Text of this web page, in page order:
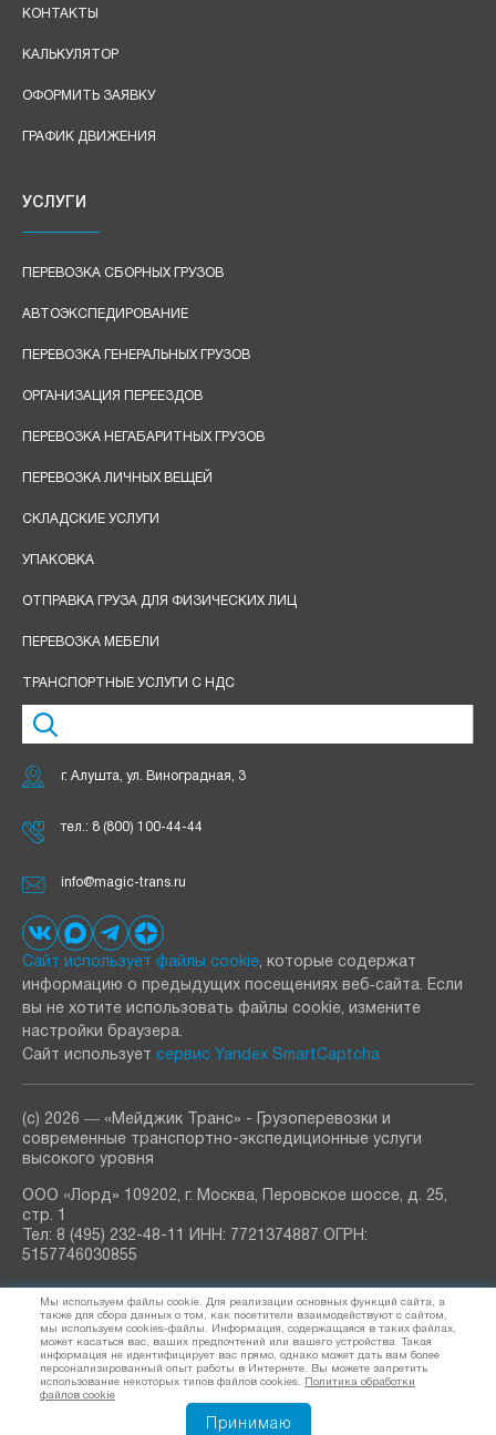
КОНТАКТЫ
КАЛЬКУЛЯТОР
ОФОРМИТЬ ЗАЯВКУ
ГРАФИК ДВИЖЕНИЯ
УСЛУГИ
ПЕРЕВОЗКА СБОРНЫХ ГРУЗОВ
АВТОЭКСПЕДИРОВАНИЕ
ПЕРЕВОЗКА ГЕНЕРАЛЬНЫХ ГРУЗОВ
ОРГАНИЗАЦИЯ ПЕРЕЕЗДОВ
ПЕРЕВОЗКА НЕГАБАРИТНЫХ ГРУЗОВ
ПЕРЕВОЗКА ЛИЧНЫХ ВЕЩЕЙ
СКЛАДСКИЕ УСЛУГИ
УПАКОВКА
ОТПРАВКА ГРУЗА ДЛЯ ФИЗИЧЕСКИХ ЛИЦ
ПЕРЕВОЗКА МЕБЕЛИ
ТРАНСПОРТНЫЕ УСЛУГИ С НДС
г. Алушта, ул. Виноградная, 3
тел.: 8 (800) 100-44-44
info@magic-trans.ru
Сайт использует файлы cookie, которые содержат
информацию о предыдущих посещениях веб‑сайта. Если
вы не хотите использовать файлы cookie, измените
настройки браузера.
Сайт использует сервис Yandex SmartCaptcha
(с) 2026 ― «Мейджик Транс» - Грузоперевозки и
современные транспортно-экспедиционные услуги
высокого уровня
ООО «Лорд» 109202, г. Москва, Перовское шоссе, д. 25,
стр. 1
Тел: 8 (495) 232-48-11 ИНН: 7721374887 ОГРН:
5157746030855
РАССЫЛКА узнавайте о новостях и акциях
Я согласен (а) на обработкуперсональных данных
Мы используем файлы cookie. Для реализации основных функций сайта, а
также для сбора данных о том, как посетители взаимодействуют с сайтом,
мы используем cookies-файлы. Информация, содержащаяся в таких файлах,
может касаться вас, ваших предпочтений или вашего устройства. Такая
информация не идентифицирует вас прямо, однако может дать вам более
персонализированный опыт работы в Интернете. Вы можете запретить
использование некоторых типов файлов cookies.
Политика обработки
файлов cookie
Принимаю